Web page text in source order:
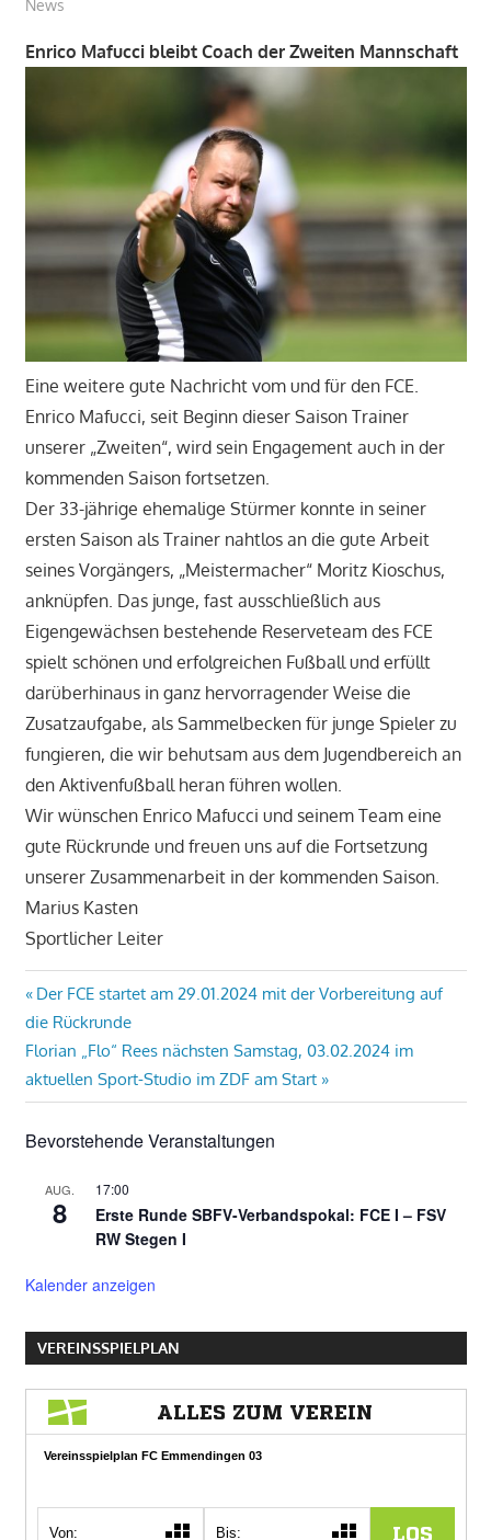
News
Enrico Mafucci bleibt Coach der Zweiten Mannschaft
Eine weitere gute Nachricht vom und für den FCE.
Enrico Mafucci, seit Beginn dieser Saison Trainer
unserer „Zweiten“, wird sein Engagement auch in der
kommenden Saison fortsetzen.
Der 33-jährige ehemalige Stürmer konnte in seiner
ersten Saison als Trainer nahtlos an die gute Arbeit
seines Vorgängers, „Meistermacher“ Moritz Kioschus,
anknüpfen. Das junge, fast ausschließlich aus
Eigengewächsen bestehende Reserveteam des FCE
spielt schönen und erfolgreichen Fußball und erfüllt
darüberhinaus in ganz hervorragender Weise die
Zusatzaufgabe, als Sammelbecken für junge Spieler zu
fungieren, die wir behutsam aus dem Jugendbereich an
den Aktivenfußball heran führen wollen.
Wir wünschen Enrico Mafucci und seinem Team eine
gute Rückrunde und freuen uns auf die Fortsetzung
unserer Zusammenarbeit in der kommenden Saison.
Marius Kasten
Sportlicher Leiter
Beitragsnavigation
Vorheriger
Beitrag:
Der FCE startet am 29.01.2024 mit der Vorbereitung auf
die Rückrunde
Nächster
Beitrag:
Florian „Flo“ Rees nächsten Samstag, 03.02.2024 im
aktuellen Sport-Studio im ZDF am Start
Bevorstehende Veranstaltungen
AUG.
8
17:00
Erste Runde SBFV-Verbandspokal: FCE I – FSV
RW Stegen I
Kalender anzeigen
VEREINSSPIELPLAN